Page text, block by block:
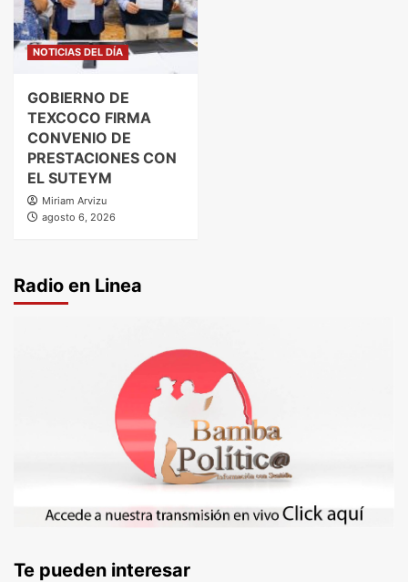
NOTICIAS DEL DÍA
GOBIERNO DE
TEXCOCO FIRMA
CONVENIO DE
PRESTACIONES CON
EL SUTEYM
Miriam Arvizu
agosto 6, 2026
Radio en Linea
Te pueden interesar